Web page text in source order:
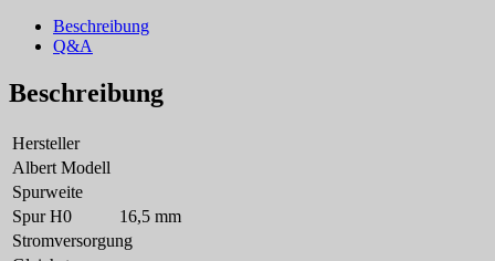
Beschreibung
Q&A
Beschreibung
Hersteller
Albert Modell
Spurweite
Spur H0
16,5 mm
Stromversorgung